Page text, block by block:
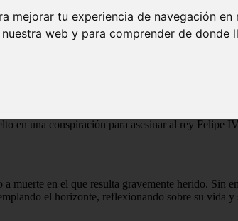
mejorar tu experiencia de navegación
web y para comprender de donde
de Arturo Pérez-Reverte. La trama se
en una conspiración para asesinar al rey Felipe
muerte en el que resulta gravemente herido. Sin
el horizonte, reflexionando sobre su vida y